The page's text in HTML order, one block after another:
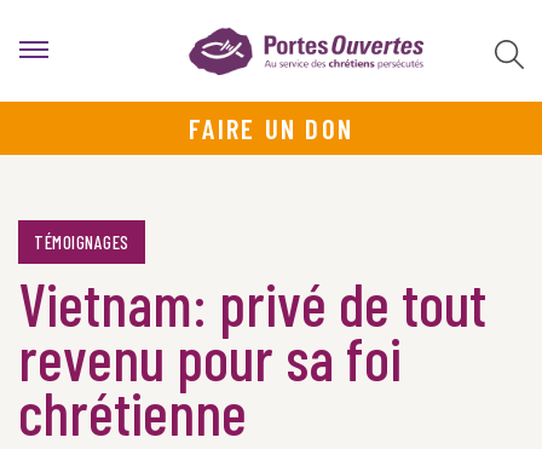
FAIRE UN DON
TÉMOIGNAGES
Vietnam: privé de tout
revenu pour sa foi
chrétienne